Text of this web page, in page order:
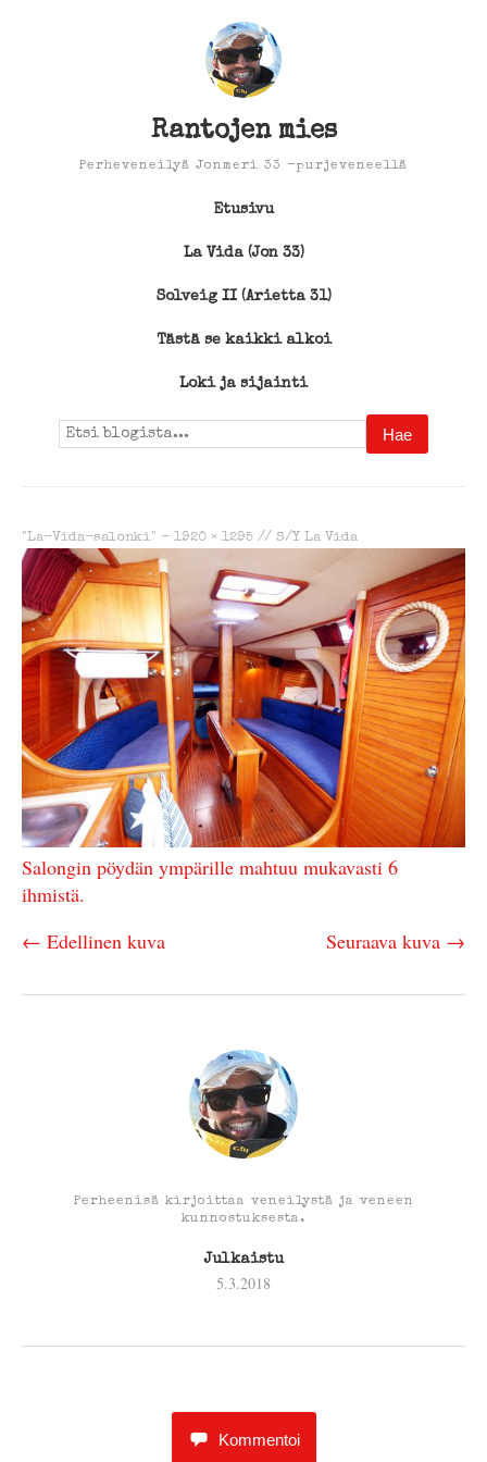
Rantojen mies
Perheveneilyä Jonmeri 33 -purjeveneellä
Etusivu
La Vida (Jon 33)
Solveig II (Arietta 31)
Tästä se kaikki alkoi
Loki ja sijainti
Search
for:
"La-Vida-salonki" - 1920 × 1295 // S/Y La Vida
Salongin pöydän ympärille mahtuu mukavasti 6
ihmistä.
← Edellinen kuva
Seuraava kuva →
Perheenisä kirjoittaa veneilystä ja veneen
kunnostuksesta.
Julkaistu
5.3.2018
Kommentoi